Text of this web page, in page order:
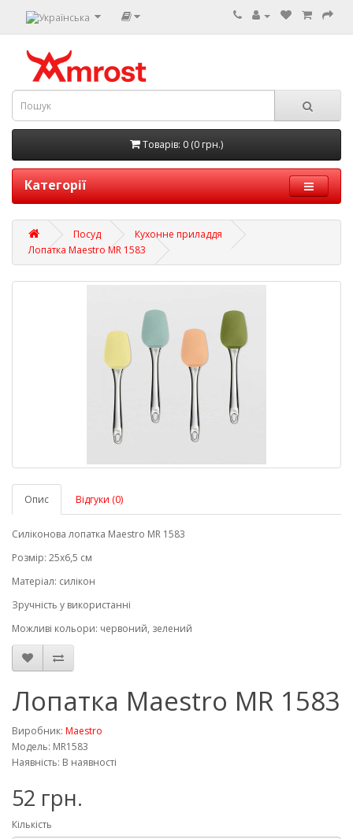
Товарів: 0 (0 грн.)
Категорії
Посуд
Кухонне приладдя
Лопатка Maestro MR 1583
Опис Відгуки (0)
Силіконова лопатка Maestro MR 1583
Розмір: 25х6,5 см
Матеріал: силікон
Зручність у використанні
Можливі кольори: червоний, зелений
Лопатка Maestro MR 1583
Виробник: Maestro
Модель: MR1583
Наявність: В наявності
52 грн.
Кількість